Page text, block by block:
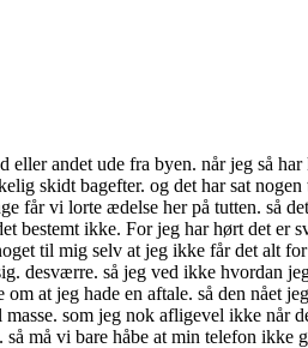
andet ude fra byen. når jeg så har
skidt bagefter. og det har sat
får vi lorte ædelse her på tutten. så
bestemt ikke. For jeg har hørt det er
til mig selv at jeg ikke får det alt
desværre. så jeg ved ikke hvordan
at jeg hade en aftale. så den nået
som jeg nok afligevel ikke når
må vi bare håbe at min telefon ikke